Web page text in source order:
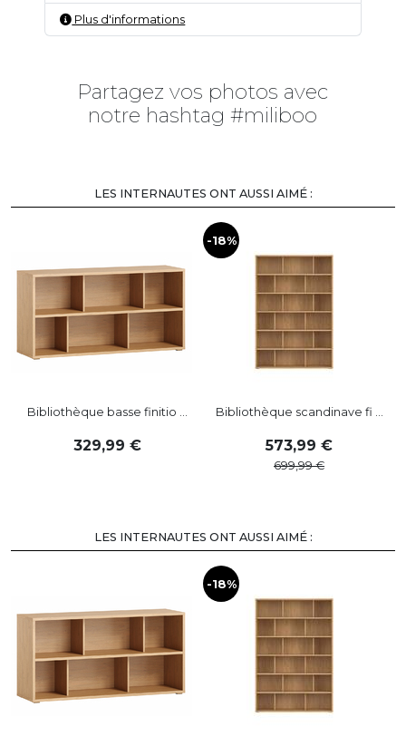
Plus d'informations
Partagez vos photos avec
notre hashtag #miliboo
LES INTERNAUTES ONT AUSSI AIMÉ :
Bibliothèque basse finitio ...
329,99
-18%
Bibliothèque scandinave fi ...
573,99
699,99
LES INTERNAUTES ONT AUSSI AIMÉ :
-18%